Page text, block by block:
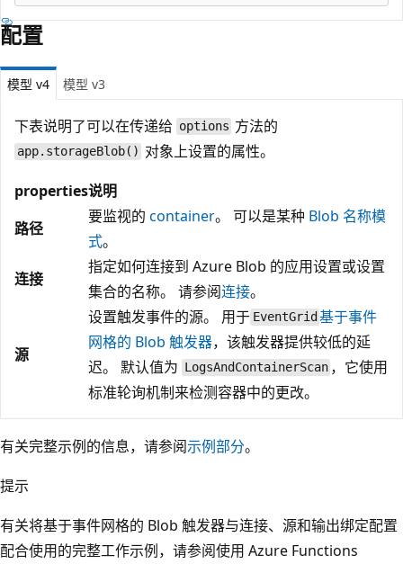
配置
模型 v4 模型 v3
下表说明了可以在传递给 options 方法的
app.storageBlob() 对象上设置的属性。
properties说明
路径
要监视的 container。 可以是某种 Blob 名称模
式。
连接
指定如何连接到 Azure Blob 的应用设置或设置
集合的名称。 请参阅连接。
源
设置触发事件的源。 用于 EventGrid 基于事件
网格的 Blob 触发器，该触发器提供较低的延
迟。 默认值为
LogsAndContainerScan ，它使用
标准轮询机制来检测容器中的更改。
有关完整示例的信息，请参阅示例部分。
提示
有关将基于事件网格的 Blob 触发器与连接、源和输出绑定配置
配合使用的完整工作示例，请参阅使用 Azure Functions